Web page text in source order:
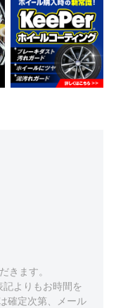
きます。
よりもお時間を
確定次第、メール